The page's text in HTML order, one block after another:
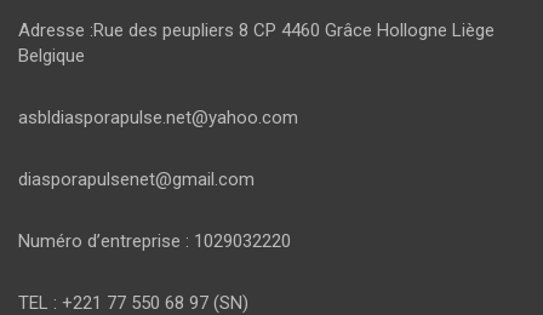
Adresse :Rue des peupliers 8 CP 4460 Grâce Hollogne Liège
Belgique
asbldiasporapulse.net@yahoo.com
diasporapulsenet@gmail.com
Numéro d’entreprise : 1029032220
TEL : +221 77 550 68 97 (SN)